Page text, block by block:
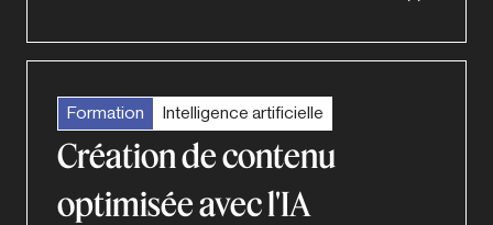
Formation Intelligence artificielle
Création de contenu
optimisée avec l'IA